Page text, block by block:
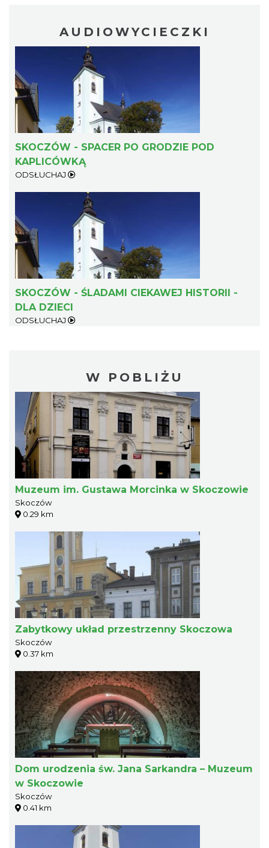
AUDIOWYCIECZKI
SKOCZÓW - SPACER PO GRODZIE POD
KAPLICÓWKĄ
ODSŁUCHAJ
SKOCZÓW - ŚLADAMI CIEKAWEJ HISTORII -
DLA DZIECI
ODSŁUCHAJ
W POBLIŻU
Muzeum im. Gustawa Morcinka w Skoczowie
Skoczów
0.29 km
Zabytkowy układ przestrzenny Skoczowa
Skoczów
0.37 km
Dom urodzenia św. Jana Sarkandra – Muzeum
w Skoczowie
Skoczów
0.41 km